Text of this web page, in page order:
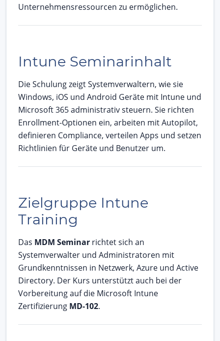
Unternehmensressourcen zu ermöglichen.
Intune Seminarinhalt
Die Schulung zeigt Systemverwaltern, wie sie
Windows, iOS und Android Geräte mit Intune und
Microsoft 365 administrativ steuern. Sie richten
Enrollment-Optionen ein, arbeiten mit Autopilot,
definieren Compliance, verteilen Apps und setzen
Richtlinien für Geräte und Benutzer um.
Zielgruppe Intune
Training
Das MDM Seminar richtet sich an
Systemverwalter und Administratoren mit
Grundkenntnissen in Netzwerk, Azure und Active
Directory. Der Kurs unterstützt auch bei der
Vorbereitung auf die Microsoft Intune
Zertifizierung MD-102.